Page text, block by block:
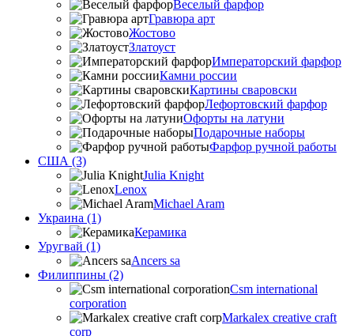
Веселый фарфор
Гравюра арт
Жостово
Златоуст
Императорский фарфор
Камни россии
Картины сваровски
Лефортовский фарфор
Офорты на латуни
Подарочные наборы
Фарфор ручной работы
США (3)
Julia Knight
Lenox
Michael Aram
Украина (1)
Керамика
Уругвай (1)
Ancers sa
Филиппины (2)
Csm international
corporation
Markalex creative craft
corp